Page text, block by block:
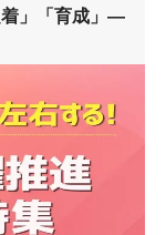
着」「育成」―